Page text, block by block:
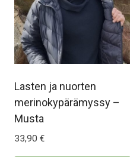
Lasten ja nuorten
merinokypärämyssy –
Musta
33,90 €